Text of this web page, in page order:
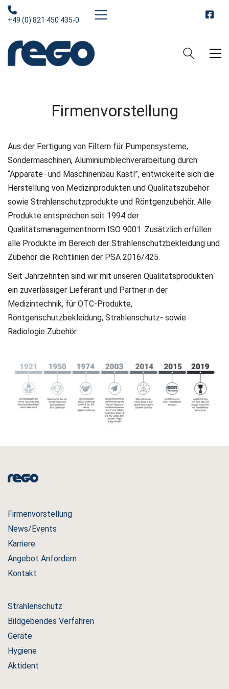
+49 (0) 821 450 435-0
Firmenvorstellung
Aus der Fertigung von Filtern für Pumpensysteme,
Sondermaschinen, Aluminiumblechverarbeitung durch
“Apparate- und Maschinenbau Kastl”, entwickelte sich die
Herstellung von Medizinprodukten und Qualitätszubehör
sowie Strahlenschutzprodukte und Röntgenzubehör. Alle
Produkte entsprechen seit 1994 der
Qualitätsmanagementnorm ISO 9001. Zusätzlich erfüllen
alle Produkte im Bereich der Strahlenschutzbekleidung und
Zubehör die Richtlinien der PSA 2016/425.
Seit Jahrzehnten sind wir mit unseren Qualitätsprodukten
ein zuverlässiger Lieferant und Partner in der
Medizintechnik, für OTC-Produkte,
Röntgenschutzbekleidung, Strahlenschutz- sowie
Radiologie Zubehör.
Firmenvorstellung
News/Events
Karriere
Angebot Anfordern
Kontakt
Strahlenschutz
Bildgebendes Verfahren
Geräte
Hygiene
Aktident